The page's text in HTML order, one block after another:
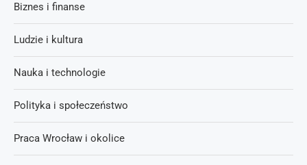
Biznes i finanse
Ludzie i kultura
Nauka i technologie
Polityka i społeczeństwo
Praca Wrocław i okolice